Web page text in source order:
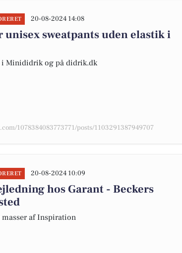
20-08-2024 14:08
sweatpants uden elastik i
i Minididrik og på didrik.dk
1078384083773771/posts/1103291387949707
20-08-2024 10:09
hos Garant - Beckers
af Inspiration